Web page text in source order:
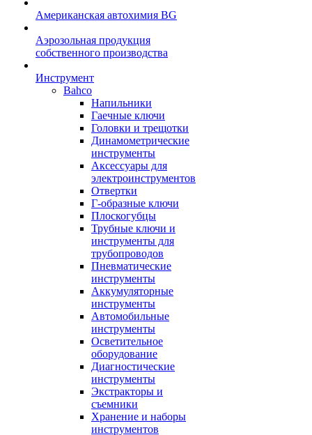
Американская автохимия BG
Аэрозольная продукция
собственного производства
Инструмент
Bahco
Напильники
Гаечные ключи
Головки и трещотки
Динамометрические
инструменты
Аксессуары для
электроинструментов
Отвертки
Г-образные ключи
Плоскогубцы
Трубные ключи и
инструменты для
трубопроводов
Пневматические
инструменты
Аккумуляторные
инструменты
Автомобильные
инструменты
Осветительное
оборудование
Диагностические
инструменты
Экстракторы и
съемники
Хранение и наборы
инструментов